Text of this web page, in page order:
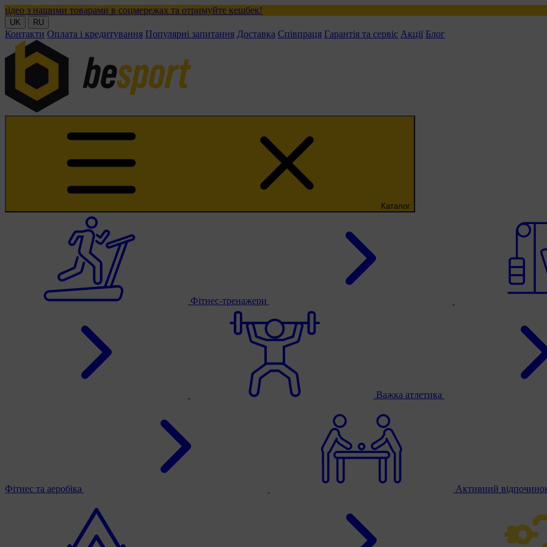
в соцмережах та отримуйте кешбек!
UK RU
Контакти Оплата і кредитування Популярні запитання Доставка Співпраця Гарантія та сервіс Акції Блог
Каталог
Фітнес-тренажери
Важка атлетика
Фітнес та аеробіка Активний